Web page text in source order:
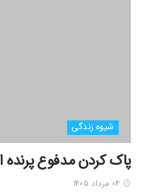
شیوه زندگی
پاک کردن مدفوع پرنده